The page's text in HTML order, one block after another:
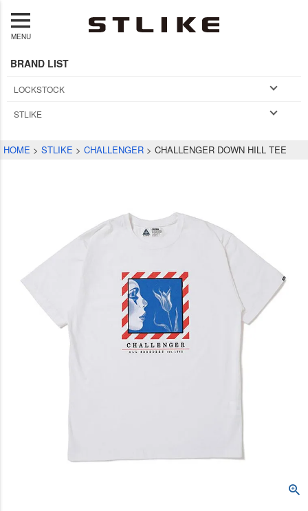
MENU
BRAND LIST
LOCKSTOCK
STLIKE
HOME STLIKE CHALLENGER CHALLENGER DOWN HILL TEE